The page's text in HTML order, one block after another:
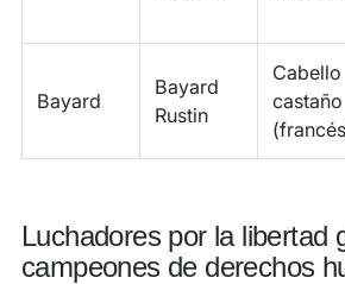
Bayard
Bayard
Rustin
Cabello
castaño
Luchadores por la libertad
campeones de derechos